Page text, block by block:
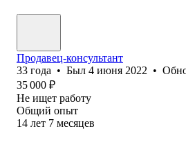
Продавец-консультант
33 года • Был 4 июня 2022 •
35 000 ₽
Не ищет работу
Общий опыт
14 лет 7 месяцев